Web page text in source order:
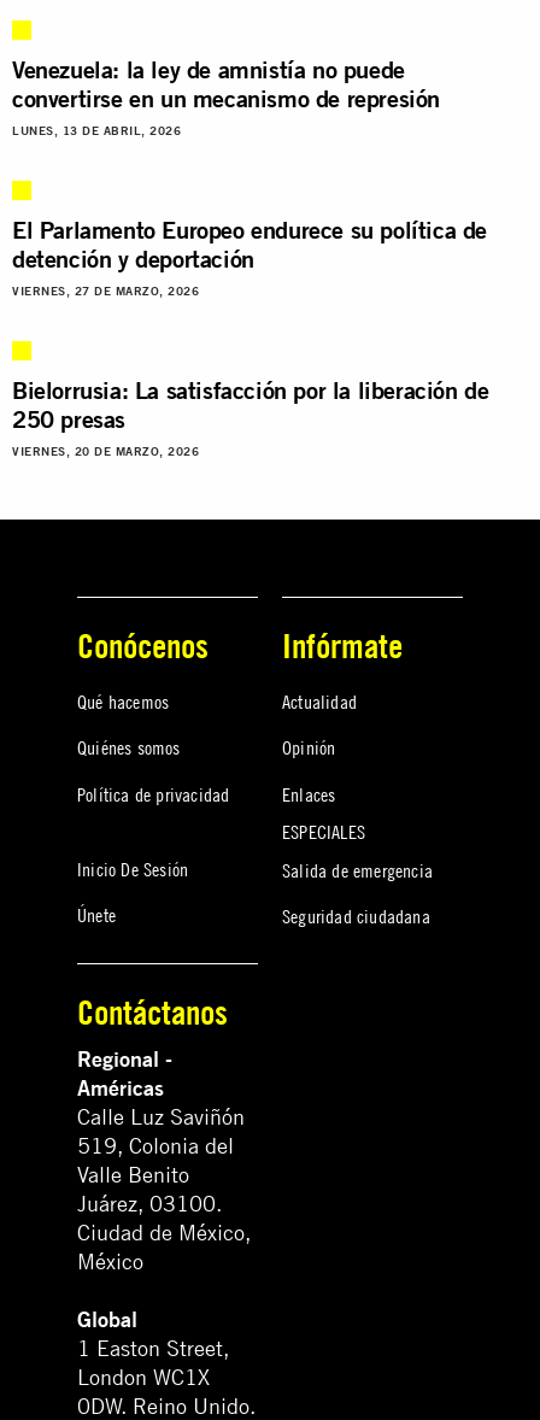
Venezuela: la ley de amnistía no puede
convertirse en un mecanismo de represión
LUNES, 13 DE ABRIL, 2026
El Parlamento Europeo endurece su política de
detención y deportación
VIERNES, 27 DE MARZO, 2026
Bielorrusia: La satisfacción por la liberación de
250 presas
VIERNES, 20 DE MARZO, 2026
Conócenos
Qué hacemos
Quiénes somos
Política de privacidad
Inicio De Sesión
Únete
Infórmate
Actualidad
Opinión
Enlaces
ESPECIALES
Salida de emergencia
Seguridad ciudadana
Contáctanos
Regional -
Américas
Calle Luz Saviñón
519, Colonia del
Valle Benito
Juárez, 03100.
Ciudad de México,
México
Global
1 Easton Street,
London WC1X
0DW. Reino Unido.